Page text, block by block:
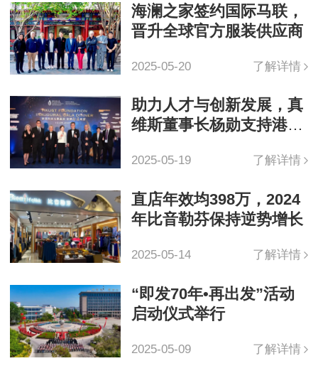
海澜之家签约国际马联，
晋升全球官方服装供应商
2025-05-20 了解详情
助力人才与创新发展，真
维斯董事长杨勋支持港科
2025-05-19 了解详情
直店年效均398万，2024
年比音勒芬保持逆势增长
2025-05-14 了解详情
“即发70年•再出发”活动
启动仪式举行
2025-05-09 了解详情